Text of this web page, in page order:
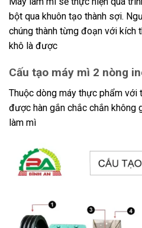
bột qua khuôn tạo thành sợi.
chúng thành từng đoạn với kích
khô là được
Cấu tạo máy mì 2 nòng
Thuộc dòng máy thực phẩm với
được hàn gắn chắc chắn không
làm mì